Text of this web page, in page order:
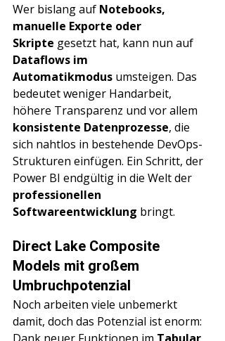
Wer bislang auf Notebooks,
manuelle Exporte oder
Skripte gesetzt hat, kann nun auf
Dataflows im
Automatikmodus umsteigen. Das
bedeutet weniger Handarbeit,
höhere Transparenz und vor allem
konsistente Datenprozesse, die
sich nahtlos in bestehende DevOps-
Strukturen einfügen. Ein Schritt, der
Power BI endgültig in die Welt der
professionellen
Softwareentwicklung bringt.
Direct Lake Composite
Models mit großem
Umbruchpotenzial
Noch arbeiten viele unbemerkt
damit, doch das Potenzial ist enorm: